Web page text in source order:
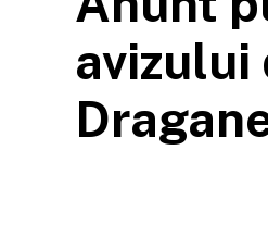
avizului